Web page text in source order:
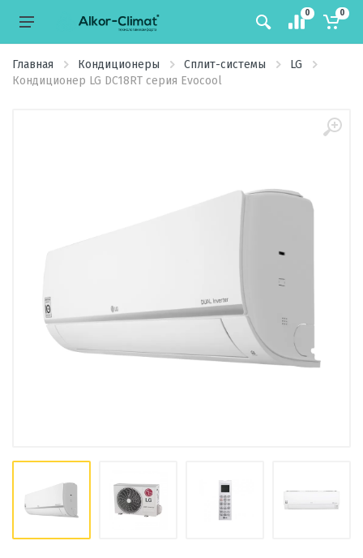
0 0
Главная Кондиционеры Сплит-системы
LG
Кондиционер LG DC18RT серия Evocool